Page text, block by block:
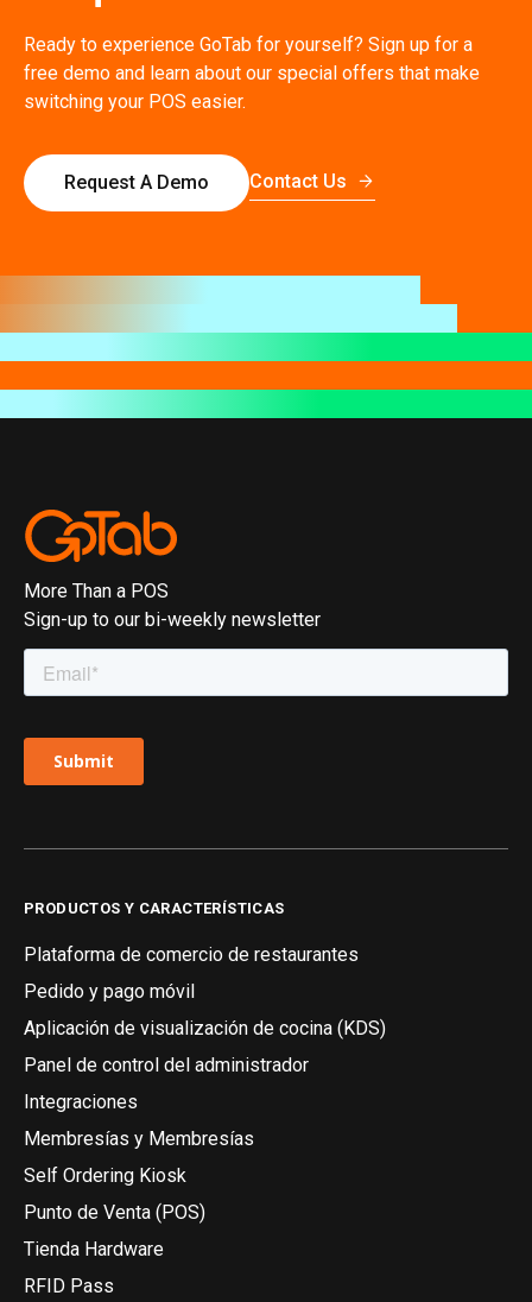
Ready to experience GoTab for yourself? Sign up for a
free demo and learn about our special offers that make
switching your POS easier.
Request A Demo Contact Us
More Than a POS
Sign-up to our bi-weekly newsletter
PRODUCTOS Y CARACTERÍSTICAS
Plataforma de comercio de restaurantes
Pedido y pago móvil
Aplicación de visualización de cocina (KDS)
Panel de control del administrador
Integraciones
Membresías y Membresías
Self Ordering Kiosk
Punto de Venta (POS)
Tienda Hardware
RFID Pass